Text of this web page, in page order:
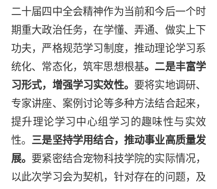
二十届四中全会精神作为当前和今后一个时
期重大政治任务， 在学懂、弄通、做实上下
功夫， 严格规范学习制度，推动理论学习系
统化、常态化，筑牢思想根基。二是丰富学
习形式，增强学习实效性。 要将实地调研、
专家讲座、 案例讨论等多种方法结合起来，
提升理论学习中心组学习 的趣味性与实效
性。 三是坚持学用结合，推动事业高质量发
展。 要紧密结合宠物科技学院的实际情况，
以此次学习会为契机，针对存在的问题，及